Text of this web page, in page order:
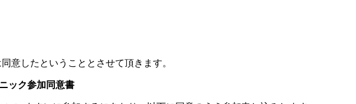
意したということとさせて頂きます。
ック参加同意書